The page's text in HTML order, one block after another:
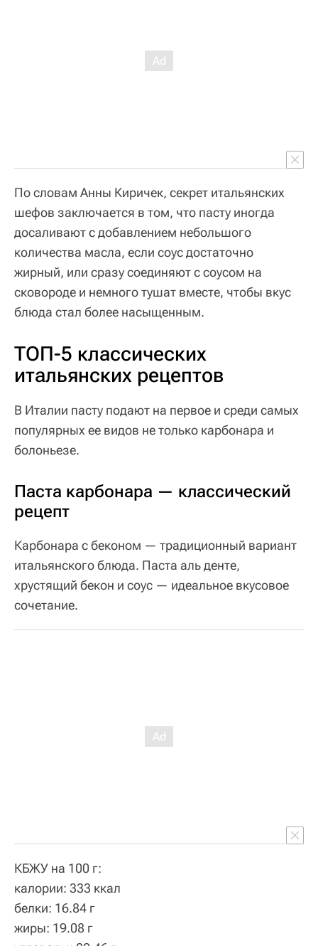
По словам Анны Киричек, секрет итальянских
шефов заключается в том, что пасту иногда
досаливают с добавлением небольшого
количества масла, если соус достаточно
жирный, или сразу соединяют с соусом на
сковороде и немного тушат вместе, чтобы вкус
блюда стал более насыщенным.
ТОП-5 классических
итальянских рецептов
В Италии пасту подают на первое и среди самых
популярных ее видов не только карбонара и
болоньезе.
Паста карбонара — классический
рецепт
Карбонара с беконом — традиционный вариант
итальянского блюда. Паста аль денте,
хрустящий бекон и соус — идеальное вкусовое
сочетание.
КБЖУ на 100 г:
калории: 333 ккал
белки: 16.84 г
жиры: 19.08 г